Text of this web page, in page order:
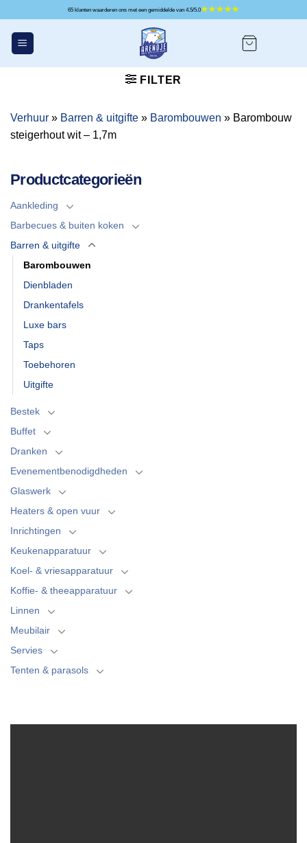
inhoud
65 klanten waarderen ons met een gemiddelde van 4.5/5.0
FILTER
Verhuur » Barren & uitgifte » Barombouwen » Barombouw
steigerhout wit – 1,7m
Productcategorieën
Aankleding
Barbecues & buiten koken
Barren & uitgifte
Barombouwen
Dienbladen
Drankentafels
Luxe bars
Taps
Toebehoren
Uitgifte
Bestek
Buffet
Dranken
Evenementbenodigdheden
Glaswerk
Heaters & open vuur
Inrichtingen
Keukenapparatuur
Koel- & vriesapparatuur
Koffie- & theeapparatuur
Linnen
Meubilair
Servies
Tenten & parasols